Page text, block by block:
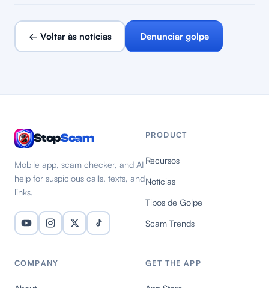
← Voltar às notícias Denunciar golpe
StopScam
Mobile app, scam checker, and AI
help for suspicious calls, texts, and
links.
PRODUCT
Recursos
Notícias
Tipos de Golpe
Scam Trends
COMPANY GET THE APP